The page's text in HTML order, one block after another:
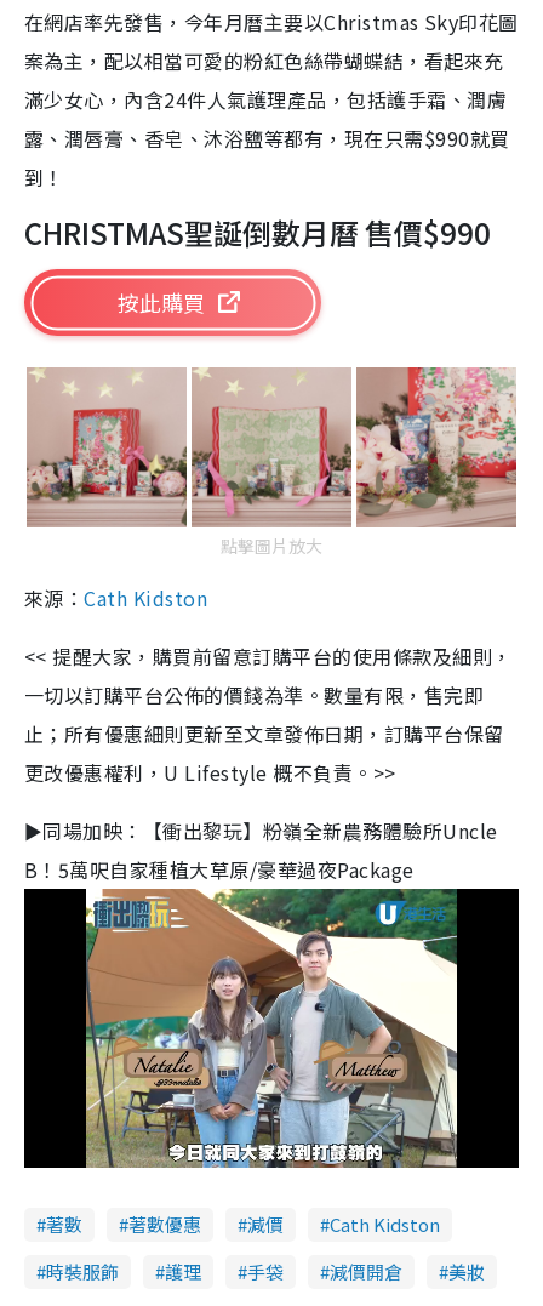
在網店率先發售，今年月曆主要以Christmas Sky印花圖
案為主，配以相當可愛的粉紅色絲帶蝴蝶結，看起來充
滿少女心，內含24件人氣護理產品，包括護手霜、潤膚
露、潤唇膏、香皂、沐浴鹽等都有，現在只需$990就買
到！
CHRISTMAS聖誕倒數月曆 售價$990
按此購買
點擊圖片放大
來源：Cath Kidston
<< 提醒大家，購買前留意訂購平台的使用條款及細則，
一切以訂購平台公佈的價錢為準。數量有限，售完即
止；所有優惠細則更新至文章發佈日期，訂購平台保留
更改優惠權利，U Lifestyle 概不負責。>>
►同場加映：【衝出黎玩】粉嶺全新農務體驗所Uncle
B！5萬呎自家種植大草原/豪華過夜Package
n
e
L
o
:
3
.
4
2
著數 著數優惠 減價
Cath Kidston
時裝服飾
護理 手袋 減價開倉 美妝